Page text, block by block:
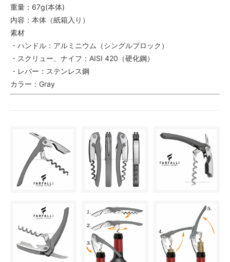
重量：67g(本体)
内容：本体（紙箱入り）
素材
・ハンドル：アルミニウム（シングルブロック）
・スクリュー、ナイフ：AISI 420（硬化鋼）
・レバー：ステンレス鋼
カラー：Gray